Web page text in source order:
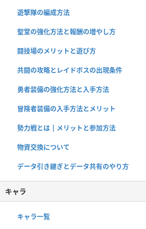
遊撃隊の編成方法
聖堂の強化方法と報酬の増やし方
闘技場のメリットと遊び方
共闘の攻略とレイドボスの出現条件
勇者装備の強化方法と入手方法
冒険者装備の入手方法とメリット
勢力戦とは | メリットと参加方法
物資交換について
データ引き継ぎとデータ共有のやり方
キャラ
キャラ一覧